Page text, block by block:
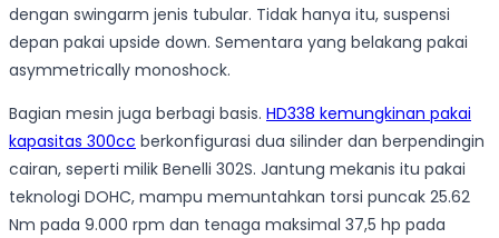
dengan swingarm jenis tubular. Tidak hanya itu, suspensi
depan pakai upside down. Sementara yang belakang pakai
asymmetrically monoshock.
Bagian mesin juga berbagi basis. HD338 kemungkinan pakai
kapasitas 300cc berkonfigurasi dua silinder dan berpendingin
cairan, seperti milik Benelli 302S. Jantung mekanis itu pakai
teknologi DOHC, mampu memuntahkan torsi puncak 25.62
Nm pada 9.000 rpm dan tenaga maksimal 37,5 hp pada